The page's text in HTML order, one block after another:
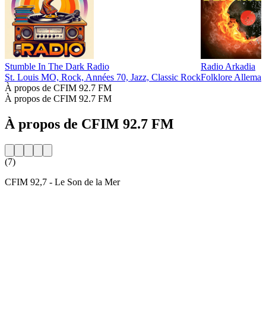
Stumble In The Dark Radio
St. Louis MO, Rock, Années 70, Jazz, Classic Rock
Radio Arkadia
Folklore
À propos de CFIM 92.7 FM
À propos de CFIM 92.7 FM
À propos de CFIM 92.7 FM
(7)
CFIM 92,7 - Le Son de la Mer